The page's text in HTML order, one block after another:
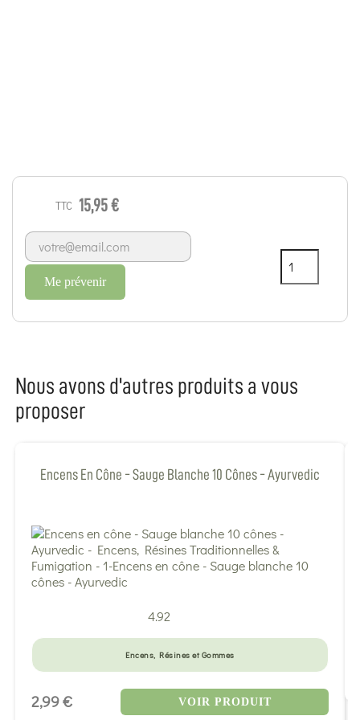
TTC 15,95 €
Me prévenir
Nous avons d'autres produits a vous
proposer
Encens En Cône - Sauge Blanche 10 Cônes - Ayurvedic
4.92
Encens, Résines et Gommes
2,99 € VOIR PRODUIT